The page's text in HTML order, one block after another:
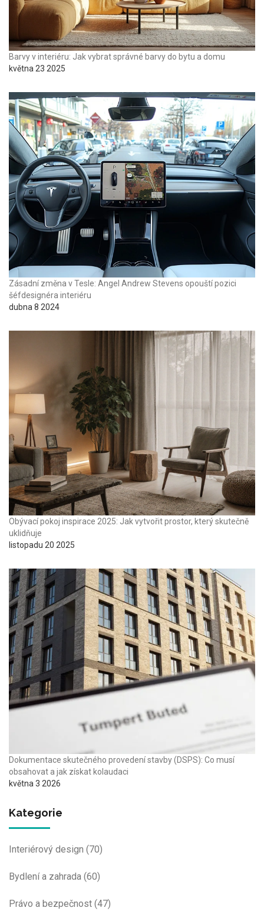
Barvy v interiéru: Jak vybrat správné barvy do bytu a domu
května 23 2025
Zásadní změna v Tesle: Angel Andrew Stevens opouští pozici
šéfdesignéra interiéru
dubna 8 2024
Obývací pokoj inspirace 2025: Jak vytvořit prostor, který skutečně
uklidňuje
listopadu 20 2025
Dokumentace skutečného provedení stavby (DSPS): Co musí
obsahovat a jak získat kolaudaci
května 3 2026
Kategorie
Interiérový design (70)
Bydlení a zahrada (60)
Právo a bezpečnost (47)